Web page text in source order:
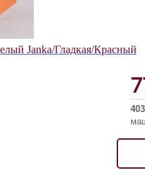
Janka/Гладкая/Красный